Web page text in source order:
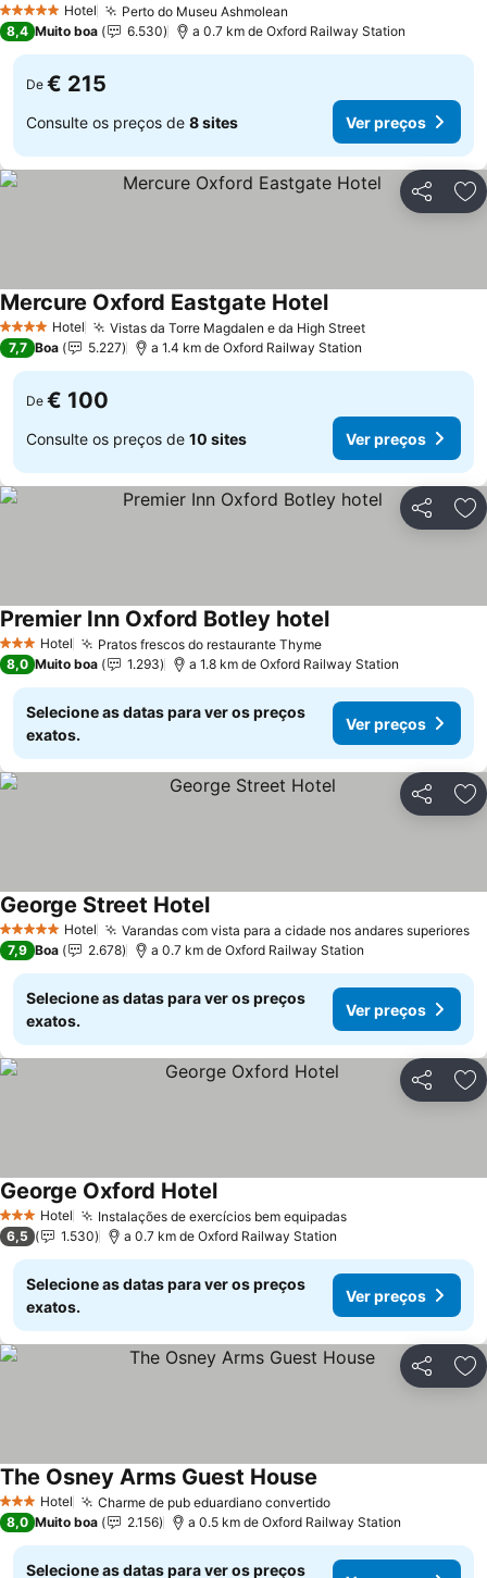
5 Estrelas Hotel Perto do Museu Ashmolean
Ver preços
8,4 Muito boa 6.530 a 0.7 km de Oxford Railway Station
De € 215
Consulte os preços de 8 sites Ver preços
Partilhar
4 EstrelasHotel Vistas da Torre Magdalen e da High StreetVer preços
Mercure Oxford Eastgate HotelVer preços
7,7 Boa 5.227 a 1.4 km de Oxford Railway Station
De € 100
Consulte os preços de 10 sites Ver preços
Partilhar
3 EstrelasHotel Pratos frescos do restaurante ThymeVer preços
Premier Inn Oxford Botley hotelVer preços
8,0 Muito boa 1.293 a 1.8 km de Oxford Railway Station
Selecione as datas para ver os preços
exatos.
Ver preços
Partilhar
5 Estrelas Hotel Varandas com vista para a cidade nos andares superiores
George Street HotelVer preços
7,9 Boa 2.678 a 0.7 km de Oxford Railway Station
Selecione as datas para ver os preços
exatos.
Ver preços
Partilhar
3 EstrelasHotel Instalações de exercícios bem equipadasVer preços
George Oxford HotelVer preços
6,5 1.530 a 0.7 km de Oxford Railway Station
Selecione as datas para ver os preços
exatos.
Ver preços
Partilhar
3 EstrelasHotel Charme de pub eduardiano convertidoVer preços
The Osney Arms Guest House
8,0 Muito boa 2.156 a 0.5 km de Oxford Railway Station
Selecione as datas para ver os preços